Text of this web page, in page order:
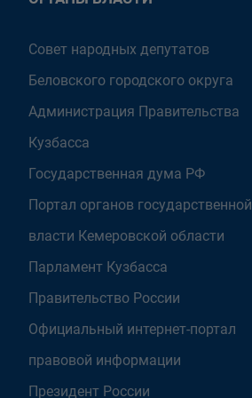
Совет народных депутатов
Беловского городского округа
Администрация Правительства
Кузбасса
Государственная дума РФ
Портал органов государственной
власти Кемеровской области
Парламент Кузбасса
Правительство России
Официальный интернет-портал
правовой информации
Президент России